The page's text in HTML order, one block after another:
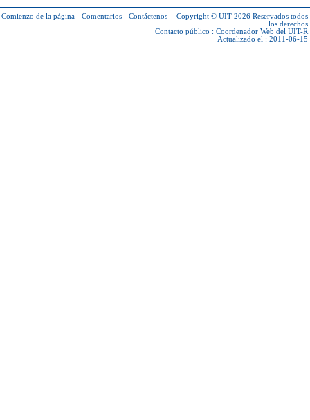
Comienzo de la página - Comentarios - Contáctenos - Copyright © UIT 2026 Reservados todos
los derechos
Contacto público : Coordenador Web del UIT-R
Actualizado el : 2011-06-15